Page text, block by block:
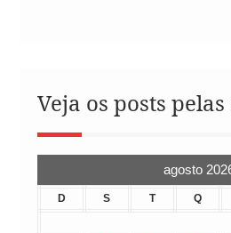
Veja os posts
agosto
D S T Q